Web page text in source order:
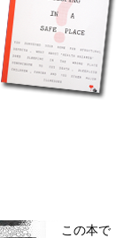
この本で